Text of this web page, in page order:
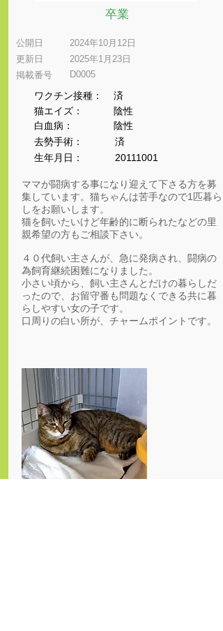
卒業
公開日
更新日
​掲載番号
2024年10月12日
2025年1月23日
D0005
ワクチン接種：
猫エイズ：
​白血病：
​去勢手術：
生年月日：
済
陰性
陰性
済
20111001
ママが闘病する事になり迎えて下さる方を募
集しています。猫ちゃんは苦手なので1匹暮ら
しをお願いします。
猫を飼いたいけど年齢的に断られたなどの里
親希望の方もご相談下さい。
４０代飼い主さんが、急に発病され、闘病の
為飼育継続困難になりました。
小さい頃から、飼い主さんとだけの暮らしだ
ったので、お留守番も問題なくできる共に暮
らしやすい女の子です。
口周りの白い所が、チャームポイントです。